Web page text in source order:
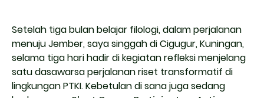
Setelah tiga bulan belajar filologi, dalam perjalanan
menuju Jember, saya singgah di Cigugur, Kuningan,
selama tiga hari hadir di kegiatan refleksi menjelang
satu dasawarsa perjalanan riset transformatif di
lingkungan PTKI. Kebetulan di sana juga sedang